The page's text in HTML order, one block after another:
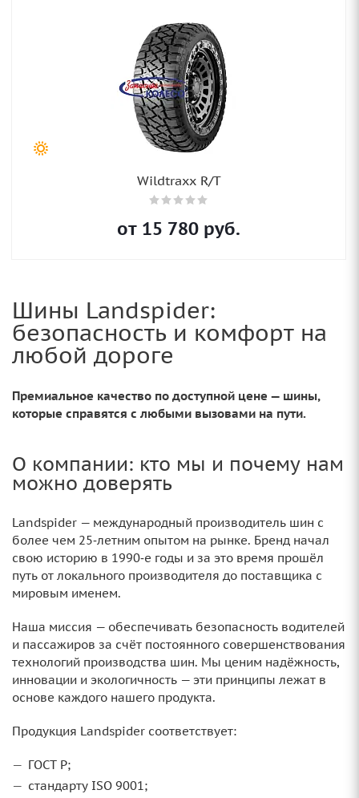
Wildtraxx R/T
от 15 780 руб.
Шины Landspider:
безопасность и комфорт на
любой дороге
Премиальное качество по доступной цене — шины,
которые справятся с любыми вызовами на пути.
О компании: кто мы и почему нам
можно доверять
Landspider — международный производитель шин с
более чем 25‑летним опытом на рынке. Бренд начал
свою историю в 1990‑е годы и за это время прошёл
путь от локального производителя до поставщика с
мировым именем.
Наша миссия — обеспечивать безопасность водителей
и пассажиров за счёт постоянного совершенствования
технологий производства шин. Мы ценим надёжность,
инновации и экологичность — эти принципы лежат в
основе каждого нашего продукта.
Продукция Landspider соответствует:
ГОСТ Р;
стандарту ISO 9001;